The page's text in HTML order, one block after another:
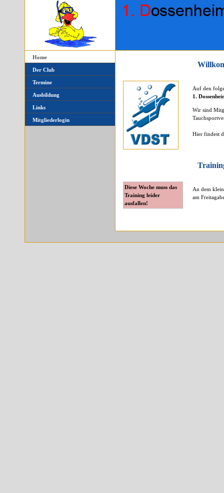
Home
Der Club
Termine
Ausbildung
Links
Mitgliederlogin
Auf den
1.
Wir sind
Hier findest
Diese Woche muss das
Training leider
ausfallen!
An dem
am